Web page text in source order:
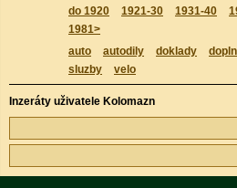
do 1920
1921-30 1931-40
1981>
auto
autodily doklady
sluzby
velo
Inzeráty uživatele Kolomazn